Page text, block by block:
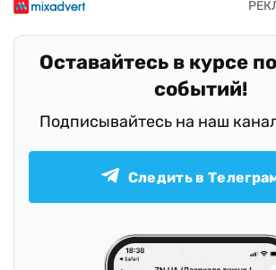
Оставайтесь в курсе
событий!
Подписывайтесь на наш
Следить в